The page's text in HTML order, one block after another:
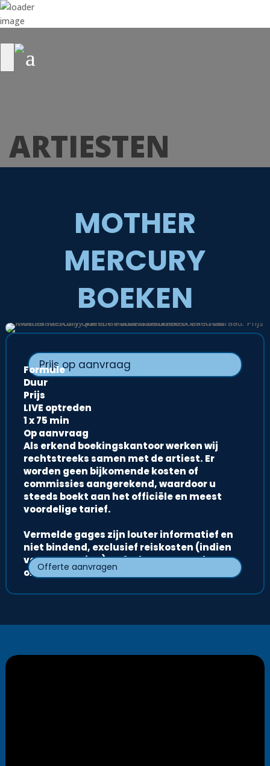
ARTIESTEN
MOTHER
MERCURY
BOEKEN
Prijs op aanvraag
Formule
Duur
Prijs
LIVE optreden
1 x 75 min
Op aanvraag
Als erkend boekingskantoor werken wij
rechtstreeks samen met de artiest. Er
worden geen bijkomende kosten of
commissies aangerekend, waardoor u
steeds boekt aan het officiële en meest
voordelige tarief.
Vermelde gages zijn louter informatief en
niet bindend, exclusief reiskosten (indien
van toepassing) en 6% btw, en steeds
onder voorbehoud.
Offerte aanvragen